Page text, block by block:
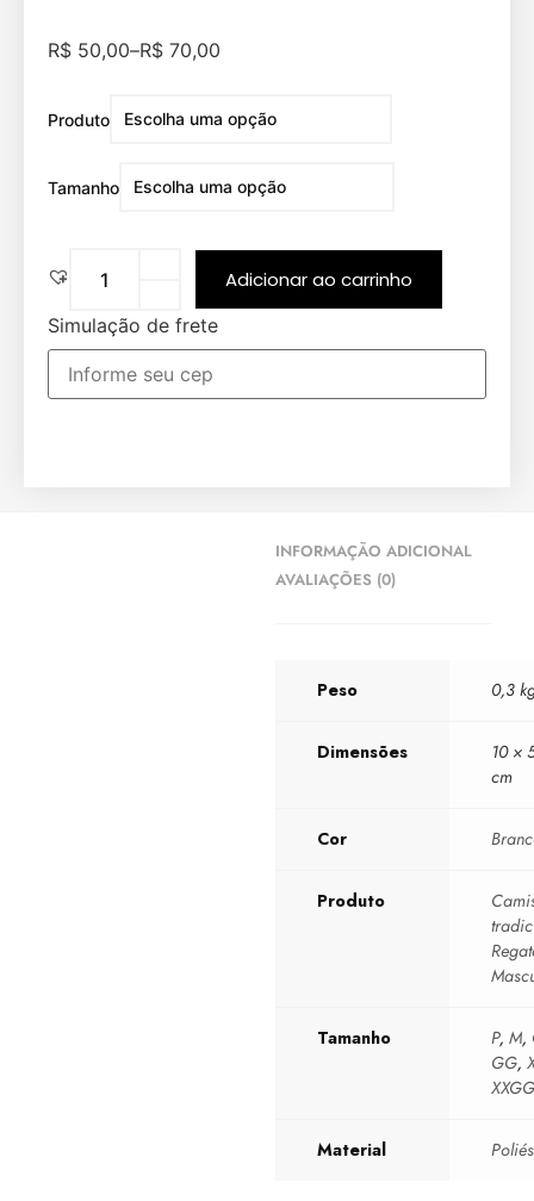
R$ 50,00–R$ 70,00
Produto
Tamanho
Adicionar ao carrinho
Simulação de frete
INFORMAÇÃO ADICIONAL
AVALIAÇÕES (0)
Peso 0,3
Dimensões
10 ×
cm
Cor
Produto
Tamanho P,M,
GG,
Material